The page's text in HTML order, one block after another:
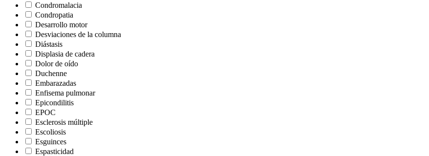
Condromalacia
Condropatia
Desarrollo motor
Desviaciones de la columna
Diástasis
Displasia de cadera
Dolor de oído
Duchenne
Embarazadas
Enfisema pulmonar
Epicondilitis
EPOC
Esclerosis múltiple
Escoliosis
Esguinces
Espasticidad